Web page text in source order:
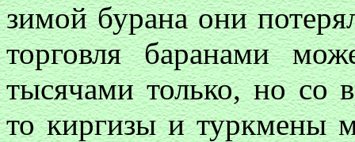
зимой бурана они
торговля баранами
тысячами только, но со
то киргизы и туркмены